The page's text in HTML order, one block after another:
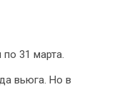
31 марта.
вьюга. Но в